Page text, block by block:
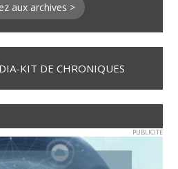
aux archives >
KIT DE CHRONIQUES
PUBLICITE